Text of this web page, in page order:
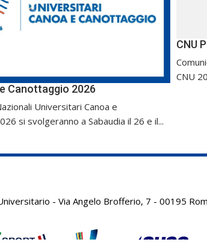
Canottaggio 2026
Universitari Canoa e
si svolgeranno a Sabaudia il 26 e il...
CNU
CNU
- Via Angelo Brofferio, 7 - 00195